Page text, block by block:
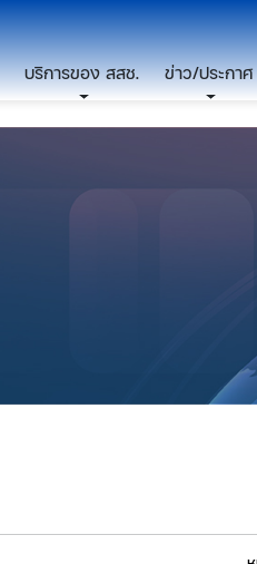
บริการของ สสช. ข่าว/ประกาศ